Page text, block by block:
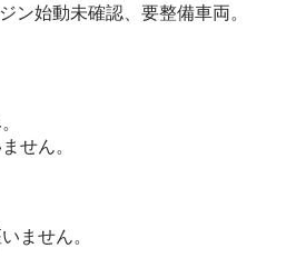
始動未確認、要整備車両。
せん。
ません。